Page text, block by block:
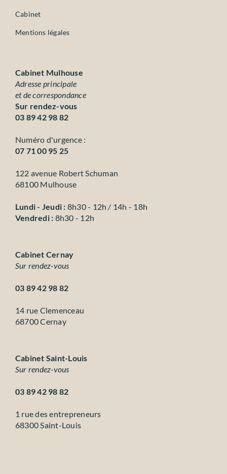
Cabinet
Mentions légales
Cabinet Mulhouse
Adresse principale
et de correspondance
Sur rendez-vous
03 89 42 98 82
Numéro d'urgence :
07 71 00 95 25
122 avenue Robert Schuman
68100 Mulhouse
Lundi - Jeudi : 8h30 - 12h / 14h - 18h
Vendredi : 8h30 - 12h
Cabinet Cernay
Sur rendez-vous
03 89 42 98 82
14 rue Clemenceau
68700 Cernay
Cabinet Saint-Louis
Sur rendez-vous
03 89 42 98 82
1 rue des entrepreneurs
68300 Saint-Louis